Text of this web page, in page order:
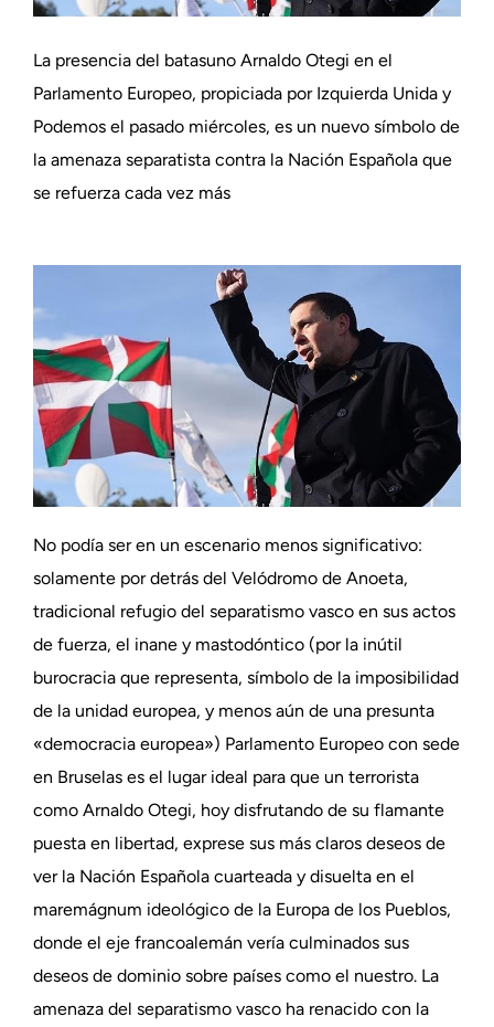
La presencia del batasuno Arnaldo Otegi en el
Parlamento Europeo, propiciada por Izquierda Unida y
Podemos el pasado miércoles, es un nuevo símbolo de
la amenaza separatista contra la Nación Española que
se refuerza cada vez más
No podía ser en un escenario menos significativo:
solamente por detrás del Velódromo de Anoeta,
tradicional refugio del separatismo vasco en sus actos
de fuerza, el inane y mastodóntico (por la inútil
burocracia que representa, símbolo de la imposibilidad
de la unidad europea, y menos aún de una presunta
«democracia europea») Parlamento Europeo con sede
en Bruselas es el lugar ideal para que un terrorista
como Arnaldo Otegi, hoy disfrutando de su flamante
puesta en libertad, exprese sus más claros deseos de
ver la Nación Española cuarteada y disuelta en el
maremágnum ideológico de la Europa de los Pueblos,
donde el eje francoalemán vería culminados sus
deseos de dominio sobre países como el nuestro. La
amenaza del separatismo vasco ha renacido con la